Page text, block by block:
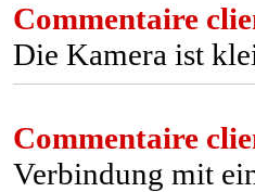
Commentaire
Die Kamera ist
Commentaire
Verbindung mit